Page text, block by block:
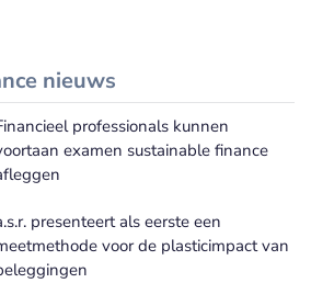
nieuws
Meer Sustainable finance nieuws
professionals kunnen
examen sustainable finance
presenteert als eerste een
voor de plasticimpact van